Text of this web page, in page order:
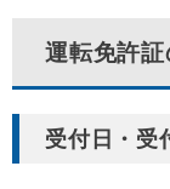
運転免許証
受付日・受